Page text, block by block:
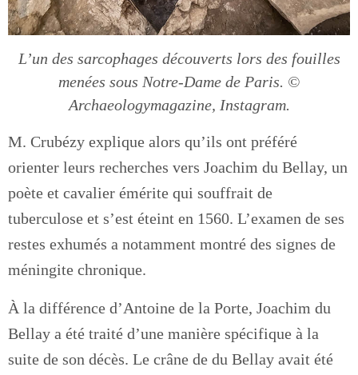
L’un des sarcophages découverts lors des fouilles
menées sous Notre-Dame de Paris. ©
Archaeologymagazine, Instagram.
M. Crubézy explique alors qu’ils ont préféré
orienter leurs recherches vers Joachim du Bellay, un
poète et cavalier émérite qui souffrait de
tuberculose et s’est éteint en 1560. L’examen de ses
restes exhumés a notamment montré des signes de
méningite chronique.
À la différence d’Antoine de la Porte, Joachim du
Bellay a été traité d’une manière spécifique à la
suite de son décès. Le crâne de du Bellay avait été